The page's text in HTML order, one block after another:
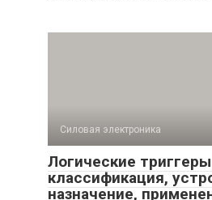
Силовая электроника
Логические
классификация,
назначение,